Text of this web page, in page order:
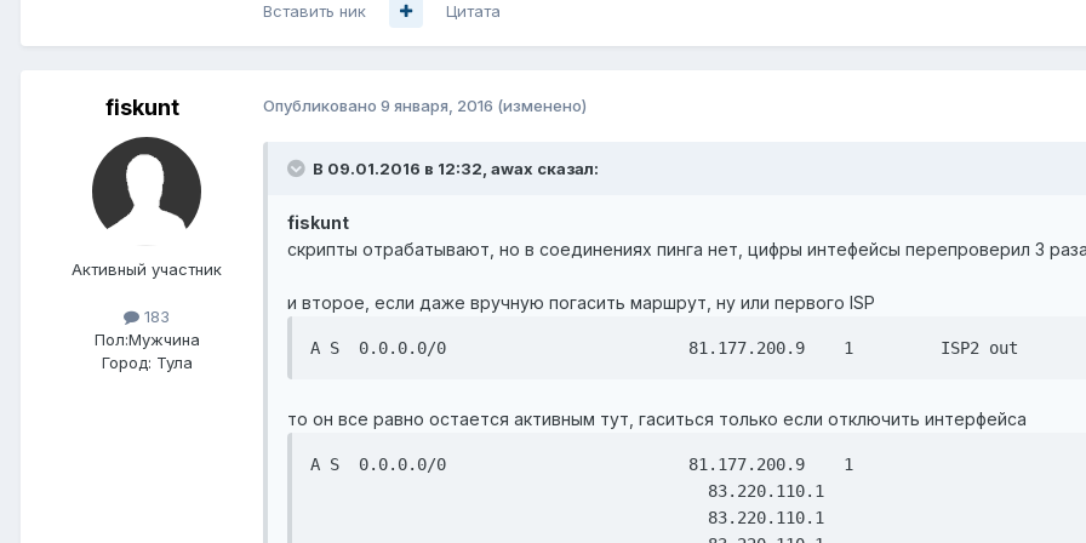
Вставить ник Цитата
fiskunt
Активный участник
183
Пол:Мужчина
Город: Тула
Опубликовано 9 января, 2016 (изменено)
В 09.01.2016 в 12:32, awax сказал:
fiskunt
скрипты отрабатывают, но в соединениях пинга нет, цифры интефейсы перепроверил 3
и второе, если даже вручную погасить маршрут, ну или первого ISP
A S  0.0.0.0/0                         81.177.200.9    1         ISP2 out
то он все равно остается активным тут, гаситься только если отключить интерфейса
A S  0.0.0.0/0                         81.177.200.9    1
                                         83.220.110.1
                                         83.220.110.1